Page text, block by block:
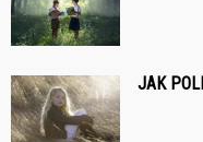
JAK